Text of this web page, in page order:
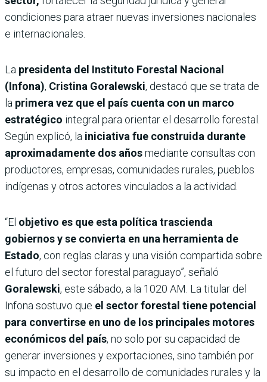
condiciones para atraer nuevas inversiones nacionales
e internacionales.
La presidenta del Instituto Forestal Nacional
(Infona), Cristina Goralewski, destacó que se trata de
la primera vez que el país cuenta con un marco
estratégico integral para orientar el desarrollo forestal.
Según explicó, la iniciativa fue construida durante
aproximadamente dos añosmediante consultas con
productores, empresas, comunidades rurales, pueblos
indígenas y otros actores vinculados a la actividad.
“El objetivo es que esta política trascienda
gobiernos y se convierta en una herramienta de
Estado, con reglas claras y una visión compartida sobre
el futuro del sector forestal paraguayo”, señaló
Goralewski, este sábado, a la 1020 AM. La titular del
Infona sostuvo que el sector forestal tiene potencial
para convertirse en uno de los principales motores
económicos del país, no solo por su capacidad de
generar inversiones y exportaciones, sino también por
su impacto en el desarrollo de comunidades rurales y la